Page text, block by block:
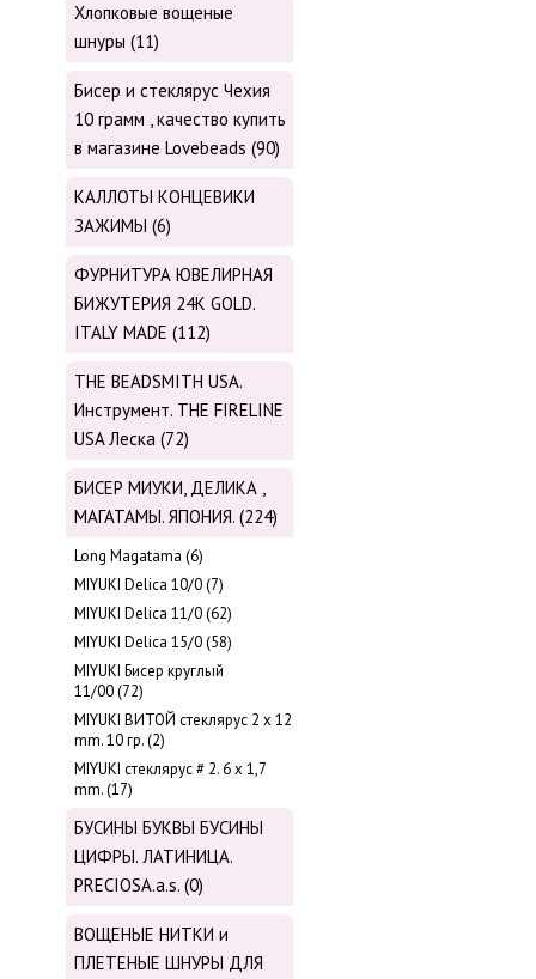
Хлопковые вощеные
шнуры (11)
Бисер и стеклярус Чехия
10 грамм , качество купить
в магазине Lovebeads (90)
КАЛЛОТЫ КОНЦЕВИКИ
ЗАЖИМЫ (6)
ФУРНИТУРА ЮВЕЛИРНАЯ
БИЖУТЕРИЯ 24К GOLD.
ITALY MADE (112)
THE BEADSMITH USA.
Инструмент. THE FIRELINE
USA Леска (72)
БИСЕР МИУКИ, ДЕЛИКА ,
МАГАТАМЫ. ЯПОНИЯ. (224)
Long Magatama (6)
MIYUKI Delica 10/0 (7)
MIYUKI Delica 11/0 (62)
MIYUKI Delica 15/0 (58)
MIYUKI Бисер круглый
11/00 (72)
MIYUKI ВИТОЙ стеклярус 2 х 12
mm. 10 гр. (2)
MIYUKI стеклярус # 2. 6 х 1,7
mm. (17)
БУСИНЫ БУКВЫ БУСИНЫ
ЦИФРЫ. ЛАТИНИЦА.
PRECIOSA.a.s. (0)
ВОЩЕНЫЕ НИТКИ и
ПЛЕТЕНЫЕ ШНУРЫ ДЛЯ